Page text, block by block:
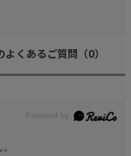
よくあるご質問 （0）